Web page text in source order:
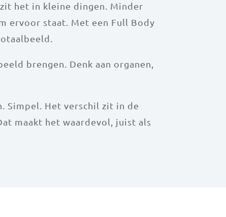
het in kleine dingen. Minder
ervoor staat. Met een Full Body
brengen. Denk aan organen,
Simpel. Het verschil zit in de
maakt het waardevol, juist als